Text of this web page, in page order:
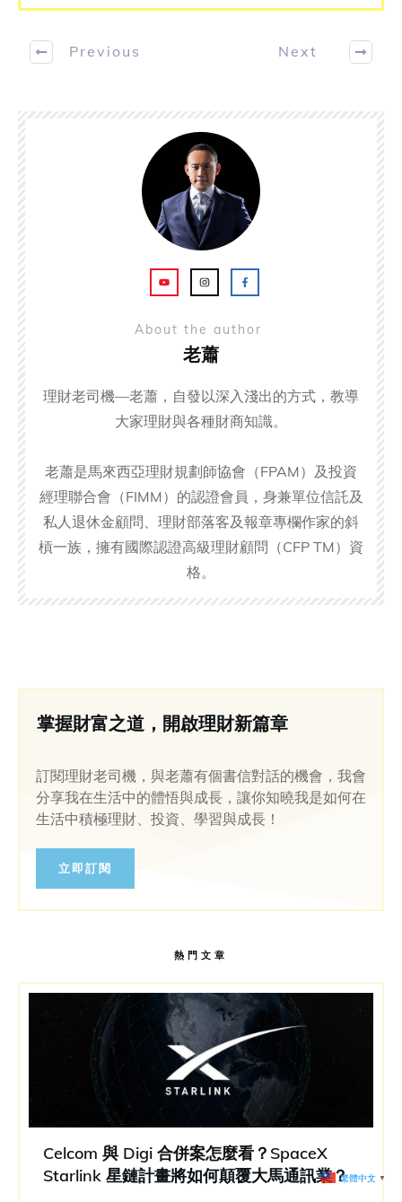
Previous Next
About the author
老蕭
理財老司機—老蕭，自發以深入淺出的方式，教導
大家理財與各種財商知識。
老蕭是馬來西亞理財規劃師協會（FPAM）及投資
經理聯合會（FIMM）的認證會員，身兼單位信託及
私人退休金顧問、理財部落客及報章專欄作家的斜
槓一族，擁有國際認證高級理財顧問（CFP TM）資
格。
掌握財富之道，開啟理財新篇章
訂閱理財老司機，與老蕭有個書信對話的機會，我會
分享我在生活中的體悟與成長，讓你知曉我是如何在
生活中積極理財、投資、學習與成長！
立即訂閱
熱門文章
Celcom 與 Digi 合併案怎麼看？SpaceX
Starlink 星鏈計畫將如何顛覆大馬通訊業？繁體中文 ▼